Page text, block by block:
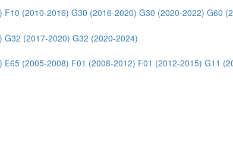
F10 (2010-2016) G30 (2016-2020) G30 (2020-2022) G60
G32 (2017-2020) G32 (2020-2024)
E65 (2005-2008) F01 (2008-2012) F01 (2012-2015) G11